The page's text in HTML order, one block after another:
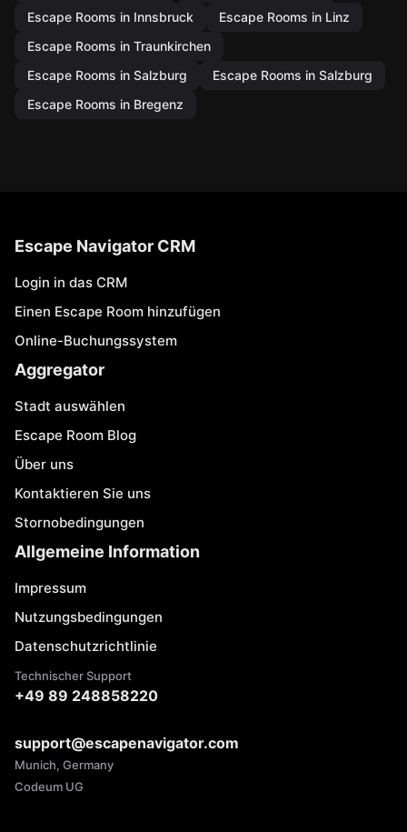
Escape Rooms in Innsbruck
Escape Rooms in Linz
Escape Rooms in Traunkirchen
Escape Rooms in Salzburg
Escape Rooms in Salzburg
Escape Rooms in Bregenz
Escape Navigator CRM
Login in das CRM
Einen Escape Room hinzufügen
Online-Buchungssystem
Aggregator
Stadt auswählen
Escape Room Blog
Über uns
Kontaktieren Sie uns
Stornobedingungen
Allgemeine Information
Impressum
Nutzungsbedingungen
Datenschutzrichtlinie
Technischer Support
+49 89 248858220
support@escapenavigator.com
Munich, Germany
Codeum UG